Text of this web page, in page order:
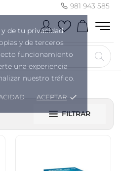
de tu privacidad
y de terceros
funcionamiento
una experiencia
nuestro tráfico.
ACEPTAR done
981 943 585
FILTRAR